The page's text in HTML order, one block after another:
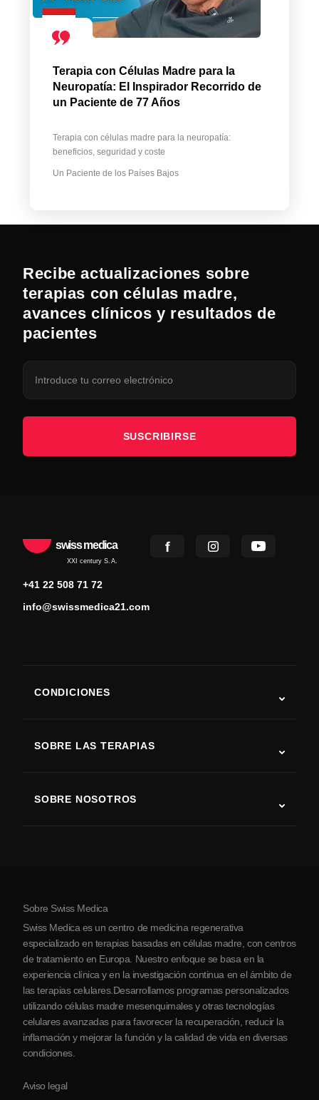
Terapia con Células Madre para la
Neuropatía: El Inspirador Recorrido de
un Paciente de 77 Años
Terapia con células madre para la neuropatía:
beneficios, seguridad y coste
Un Paciente de los Países Bajos
Recibe actualizaciones sobre
terapias con células madre,
avances clínicos y resultados de
pacientes
SUSCRIBIRSE
swiss medica
XXI century S.A.
+41 22 508 71 72
info@swissmedica21.com
CONDICIONES
Enfermedad de Parkinson
Artritis
SOBRE LAS TERAPIAS
SOBRE NOSOTROS
Sobre Serbia
Colaboraciones
Sobre Swiss Medica
Swiss Medica es un centro de medicina regenerativa
especializado en terapias basadas en células madre, con centros
de tratamiento en Europa. Nuestro enfoque se basa en la
experiencia clínica y en la investigación continua en el ámbito de
las terapias celulares.Desarrollamos programas personalizados
utilizando células madre mesenquimales y otras tecnologías
celulares avanzadas para favorecer la recuperación, reducir la
inflamación y mejorar la función y la calidad de vida en diversas
condiciones.
Aviso legal